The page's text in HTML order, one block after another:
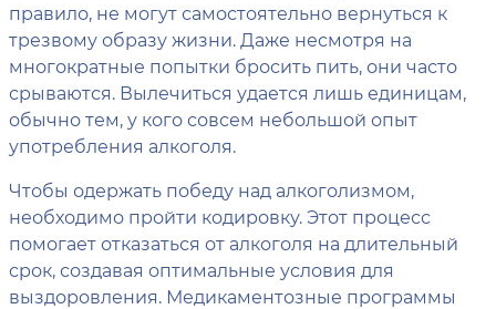
правило, не могут самостоятельно вернуться к
трезвому образу жизни. Даже несмотря на
многократные попытки бросить пить, они часто
срываются. Вылечиться удается лишь единицам,
обычно тем, у кого совсем небольшой опыт
употребления алкоголя.
Чтобы одержать победу над алкоголизмом,
необходимо пройти кодировку. Этот процесс
помогает отказаться от алкоголя на длительный
срок, создавая оптимальные условия для
выздоровления. Медикаментозные программы